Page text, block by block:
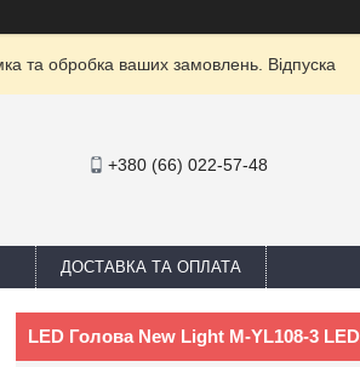
та обробка ваших замовлень. Відпуска
+380 (66) 022-57-48
ДОСТАВКА ТА ОПЛАТА
LED Голова New Light M-YL108-3